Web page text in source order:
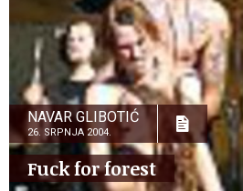
NAVAR GLIBOTIĆ
26. SRPNJA 2004.
Fuck for forest